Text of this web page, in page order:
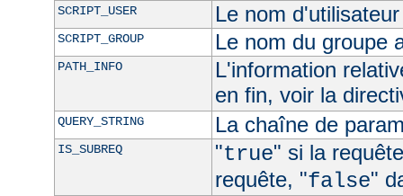
SCRIPT_USER Le nom
SCRIPT_GROUP Le nom du groupe
PATH_INFO
L'information
en fin, voir la
QUERY_STRING La chaîne de
IS_SUBREQ "true" si la
requête, "false"